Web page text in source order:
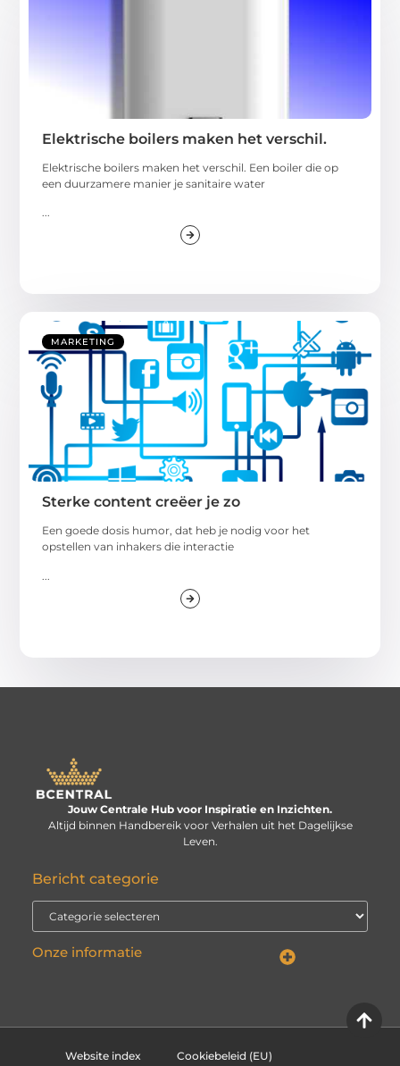
Elektrische boilers maken het verschil.
Elektrische boilers maken het verschil. Een boiler die op
een duurzamere manier je sanitaire water
...
MARKETING
Sterke content creëer je zo
Een goede dosis humor, dat heb je nodig voor het
opstellen van inhakers die interactie
Jouw Centrale Hub voor Inspiratie en Inzichten.
Altijd binnen Handbereik voor Verhalen uit het Dagelijkse
Leven.
Bericht categorie
Onze informatie
Website index Cookiebeleid (EU)